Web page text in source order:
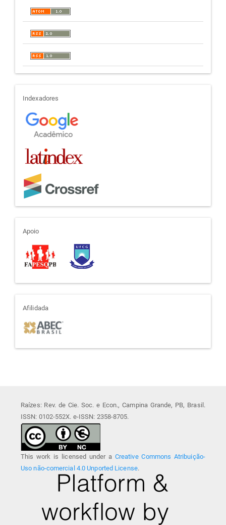
indexadores
Indexadores
apoio
Apoio
afiliada
Afilidada
Raízes: Rev. de Cie. Soc. e Econ., Campina Grande, PB, Brasil.
ISSN: 0102-552X. e-ISSN: 2358-8705.
This work is licensed under a Creative Commons Atribuição-
Uso não-comercial 4.0 Unported License.